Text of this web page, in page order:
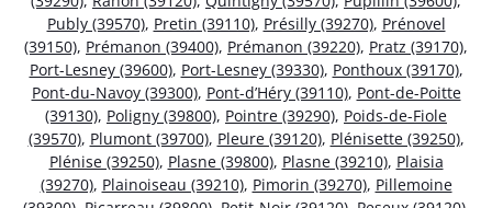
Publy (39570), Pretin (39110), Présilly (39270), Prénovel
(39150), Prémanon (39400), Prémanon (39220), Pratz (39170),
Port-Lesney (39600), Port-Lesney (39330), Ponthoux (39170),
Pont-du-Navoy (39300), Pont-d’Héry (39110), Pont-de-Poitte
(39130), Poligny (39800), Pointre (39290), Poids-de-Fiole
(39570), Plumont (39700), Pleure (39120), Plénisette (39250),
Plénise (39250), Plasne (39800), Plasne (39210), Plaisia
(39270), Plainoiseau (39210), Pimorin (39270), Pillemoine